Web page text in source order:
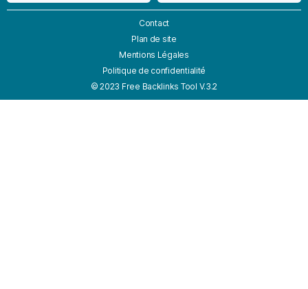
© 2023 Free Backlinks Tool V.3.2
Contact
Plan de site
Mentions Légales
Politique de confidentialité